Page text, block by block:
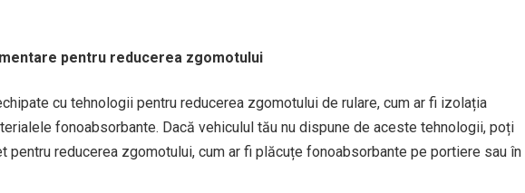
pentru reducerea zgomotului
cu tehnologii pentru reducerea zgomotului de rulare, cum ar fi izolația
fonoabsorbante. Dacă vehiculul tău nu dispune de aceste tehnologii, poți
pentru reducerea zgomotului, cum ar fi plăcuțe fonoabsorbante pe portiere sau în